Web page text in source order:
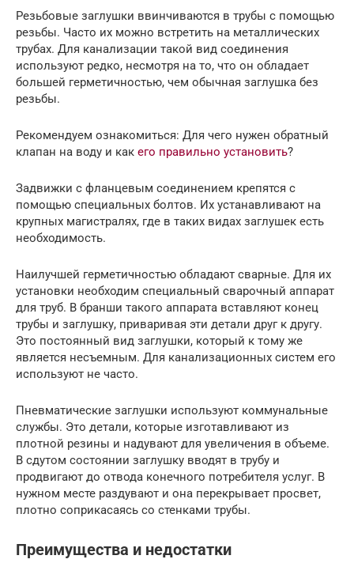
Резьбовые заглушки ввинчиваются в трубы с помощью
резьбы. Часто их можно встретить на металлических
трубах. Для канализации такой вид соединения
используют редко, несмотря на то, что он обладает
большей герметичностью, чем обычная заглушка без
резьбы.
Рекомендуем ознакомиться: Для чего нужен обратный
клапан на воду и как его правильно установить?
Задвижки с фланцевым соединением крепятся с
помощью специальных болтов. Их устанавливают на
крупных магистралях, где в таких видах заглушек есть
необходимость.
Наилучшей герметичностью обладают сварные. Для их
установки необходим специальный сварочный аппарат
для труб. В бранши такого аппарата вставляют конец
трубы и заглушку, приваривая эти детали друг к другу.
Это постоянный вид заглушки, который к тому же
является несъемным. Для канализационных систем его
используют не часто.
Пневматические заглушки используют коммунальные
службы. Это детали, которые изготавливают из
плотной резины и надувают для увеличения в объеме.
В сдутом состоянии заглушку вводят в трубу и
продвигают до отвода конечного потребителя услуг. В
нужном месте раздувают и она перекрывает просвет,
плотно соприкасаясь со стенками трубы.
Преимущества и недостатки